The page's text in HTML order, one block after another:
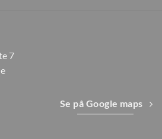
7
Se på Google maps